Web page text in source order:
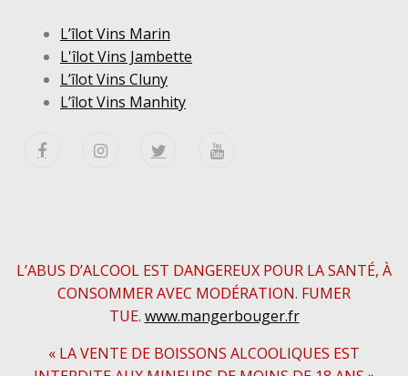
L’îlot Vins Marin
L'îlot Vins Jambette
L’îlot Vins Cluny
L’îlot Vins Manhity
L’ABUS D’ALCOOL EST DANGEREUX POUR LA SANTÉ, À
CONSOMMER AVEC MODÉRATION. FUMER
TUE. www.mangerbouger.fr
« LA VENTE DE BOISSONS ALCOOLIQUES EST